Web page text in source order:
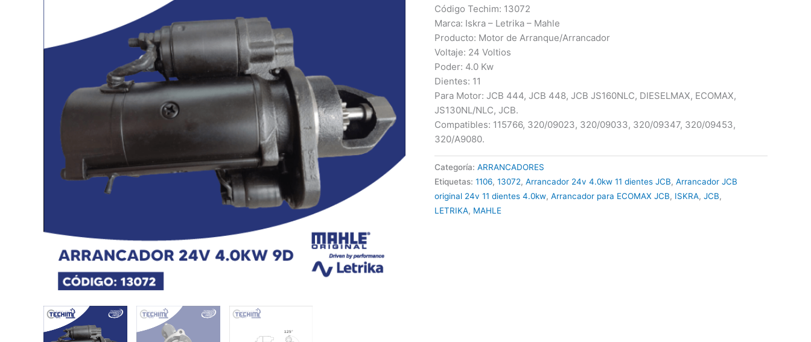
Código Techim: 13072
Marca: Iskra – Letrika – Mahle
Producto: Motor de Arranque/Arrancador
Voltaje: 24 Voltios
Poder: 4.0 Kw
Dientes: 11
Para Motor: JCB 444, JCB 448, JCB JS160NLC, DIESELMAX, ECOMAX,
JS130NL/NLC, JCB.
Compatibles: 115766, 320/09023, 320/09033, 320/09347, 320/09453,
320/A9080.
Categoría: ARRANCADORES
Etiquetas: 1106, 13072, Arrancador 24v 4.0kw 11 dientes JCB, Arrancador JCB
original 24v 11 dientes 4.0kw, Arrancador para ECOMAX JCB, ISKRA, JCB,
LETRIKA, MAHLE